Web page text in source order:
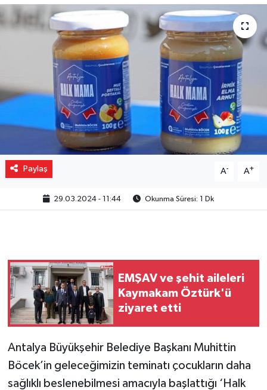
Paylaş A- A+
29.03.2024 - 11:44 Okunma Süresi: 1 Dk
EMŞAV ve şehit aileleri
Kaymakam Öztürk'ü
ziyaret etti
Antalya Büyükşehir Belediye Başkanı Muhittin
Böcek’in geleceğimizin teminatı çocukların daha
sağlıklı beslenebilmesi amacıyla başlattığı ‘Halk
Politika
Spor
Turizm